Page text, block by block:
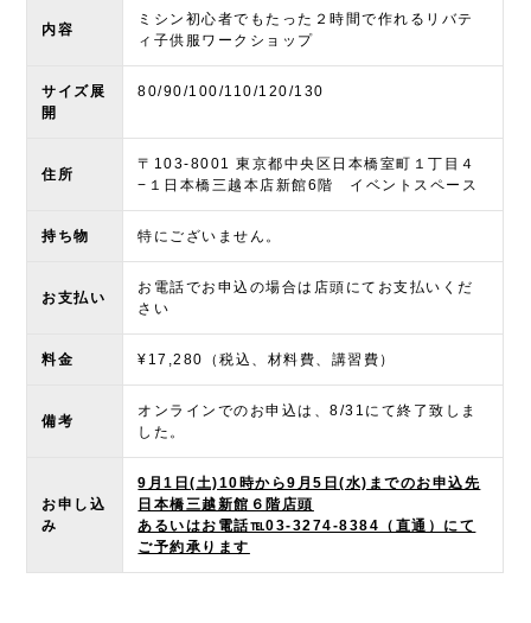
内容
ミシン初心者でもたった２時間で作れるリバテ
ィ子供服ワークショップ
サイズ展
開
80/90/100/110/120/130
住所
〒103-8001 東京都中央区日本橋室町１丁目４
−１日本橋三越本店新館6階 イベントスペース
持ち物 特にございません。
お支払い
お電話でお申込の場合は店頭にてお支払いくだ
さい
料金 ¥17,280（税込、材料費、講習費）
備考
オンラインでのお申込は、8/31にて終了致しま
した。
お申し込
み
9月1日(土)10時から9月5日(水)までのお申込先
日本橋三越新館６階店頭
あるいはお電話℡03-3274-8384（直通）にて
ご予約承ります